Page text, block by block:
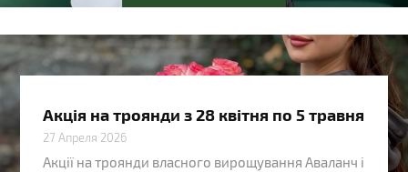
Акція на троянди з 28 квітня по 5 травня
27 Апреля 2026
Акції на троянди власного вирощування Аваланч і